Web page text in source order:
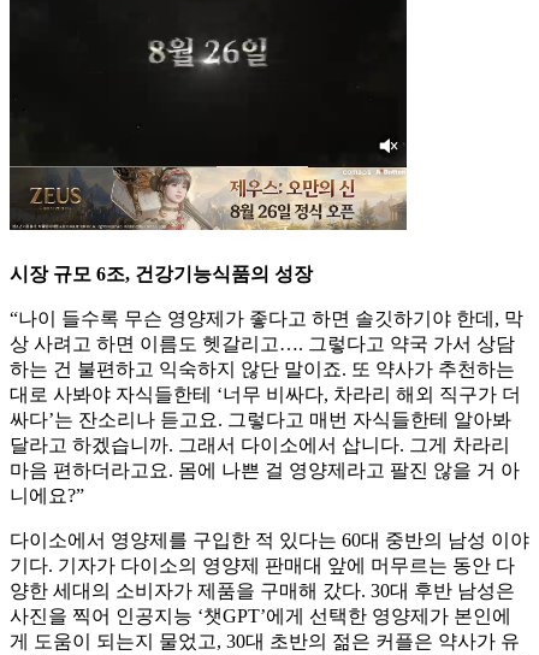
시장 규모 6조, 건강기능식품의 성장
“나이 들수록 무슨 영양제가 좋다고 하면 솔깃하기야 한데, 막
상 사려고 하면 이름도 헷갈리고…. 그렇다고 약국 가서 상담
하는 건 불편하고 익숙하지 않단 말이죠. 또 약사가 추천하는
대로 사봐야 자식들한테 ‘너무 비싸다, 차라리 해외 직구가 더
싸다’는 잔소리나 듣고요. 그렇다고 매번 자식들한테 알아봐
달라고 하겠습니까. 그래서 다이소에서 삽니다. 그게 차라리
마음 편하더라고요. 몸에 나쁜 걸 영양제라고 팔진 않을 거 아
니에요?”
다이소에서 영양제를 구입한 적 있다는 60대 중반의 남성 이야
기다. 기자가 다이소의 영양제 판매대 앞에 머무르는 동안 다
양한 세대의 소비자가 제품을 구매해 갔다. 30대 후반 남성은
사진을 찍어 인공지능 ‘챗GPT’에게 선택한 영양제가 본인에
게 도움이 되는지 물었고, 30대 초반의 젊은 커플은 약사가 유